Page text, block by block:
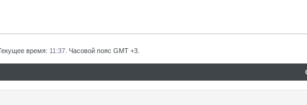
время: 11:37. Часовой пояс GMT +3.